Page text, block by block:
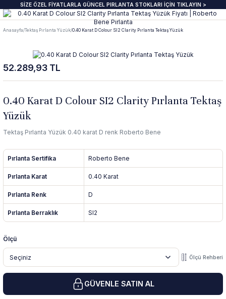
SİZE ÖZEL FİYATLARLA GÜNCEL PIRLANTA STOKLARI İÇİN TIKLAYIN >
Anasayfa Tektaş Pırlanta Yüzük 0.40 Karat D Colour SI2 Clarity Pırlanta Tektaş Yüzük
52.289,93 TL
0.40 Karat D Colour SI2 Clarity Pırlanta Tektaş
Yüzük
Tektaş Pırlanta Yüzük 0.40 karat D renk Roberto Bene
Pırlanta Sertifika Roberto Bene
Pırlanta Karat 0.40 Karat
Pırlanta Renk D
Pırlanta Berraklık SI2
Ölçü
Ölçü Rehberi
GÜVENLE SATIN AL
Geri Dön
Yüzükler GIA & HRD
Geri Dön
Yüzük
Yüzük
Yüzük
Yüzük
Geri Dön
Kolye
Kolye
Kolye
Kolye
Geri Dön
Küpe
Küpe
Küpe
Geri Dön
Bileklik
Bileklik
Geri Dön
Geri Dön
Geri Dön